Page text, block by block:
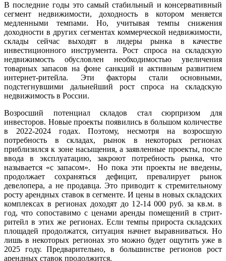
В последние годы это самый стабильный и консервативный
сегмент недвижимости, доходность в котором меняется
медленными темпами. Но, учитывая темпы снижения
доходности в других сегментах коммерческой недвижимости,
склады сейчас выходят в лидеры рынка в качестве
инвестиционного инструмента. Рост спроса на складскую
недвижимость обусловлен необходимостью увеличения
товарных запасов на фоне санкций и активным развитием
интернет-ритейла. Эти факторы стали основными,
подстегнувшими дальнейший рост спроса на складскую
недвижимость в России.
Возросший потенциал складов стал сюрпризом для
инвесторов. Новые проекты появились в большом количестве
в 2022-2024 годах. Поэтому, несмотря на возросшую
потребность в складах, рынок в некоторых регионах
приблизился к зоне насыщения, а заявленные проекты, после
ввода в эксплуатацию, закроют потребность рынка, что
называется «с запасом». Но пока эти проекты не введены,
продолжает сохраняться дефицит, превалирует рынок
девелопера, а не продавца. Это приводит к стремительному
росту арендных ставок в сегменте. И цены в новых складских
комплексах в регионах доходят до 12-14 000 руб. за кв.м. в
год, что сопоставимо с ценами аренды помещений в стрит-
ритейл в этих же регионах. Если темпы прироста складских
площадей продолжатся, ситуация начнет выравниваться. Но
лишь в некоторых регионах это можно будет ощутить уже в
2025 году. Предварительно, в большинстве регионов рост
арендных ставок продолжится.